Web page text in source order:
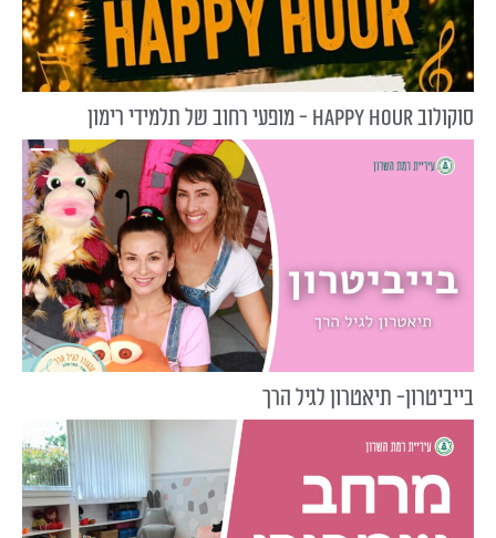
סוקולוב HAPPY HOUR - מופעי רחוב של תלמידי רימון
בייביטרון- תיאטרון לגיל הרך